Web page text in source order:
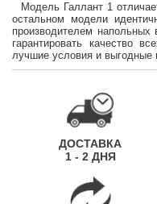
Модель Галлант 1
остальном модели
производителем
гарантировать качество
лучшие условия и выгодные
ДОСТАВКА
1 - 2 ДНЯ